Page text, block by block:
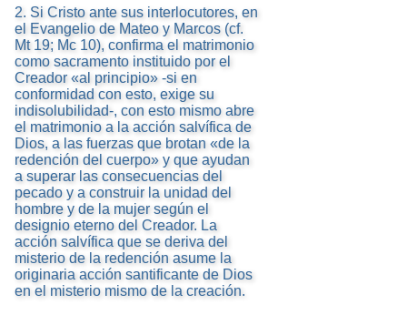
2. Si Cristo ante sus interlocutores, en
el Evangelio de Mateo y Marcos (cf.
Mt 19; Mc 10), confirma el matrimonio
como sacramento instituido por el
Creador «al principio» -si en
conformidad con esto, exige su
indisolubilidad-, con esto mismo abre
el matrimonio a la acción salvífica de
Dios, a las fuerzas que brotan «de la
redención del cuerpo» y que ayudan
a superar las consecuencias del
pecado y a construir la unidad del
hombre y de la mujer según el
designio eterno del Creador. La
acción salvífica que se deriva del
misterio de la redención asume la
originaria acción santificante de Dios
en el misterio mismo de la creación.